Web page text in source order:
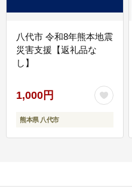
八代市 令和8年熊本地震
災害支援【返礼品な
し】
1,000円
熊本県 八代市